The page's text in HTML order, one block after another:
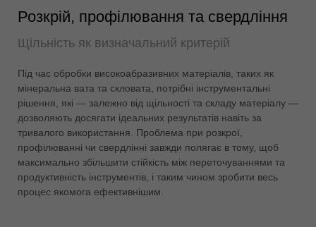
Розкрій, профілювання та свердління
Щільність як визначальний критерій
Під час обробки високоабразивних матеріалів, таких як
мінеральна вата та скловата, потрібні інструментальні
рішення, які — залежно від щільності та складу матеріалу —
дозволяють досягати ідеальних результатів навіть за
тривалого використання. Проблема при розкрої,
профілюванні чи свердлінні завжди полягає в тому, щоб
максимально збільшити стійкість між переточуваннями та
продуктивність інструментів, і таким чином зробити весь
процес якомога ефективнішим.